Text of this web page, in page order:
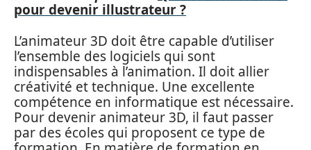
pour devenir illustrateur ?
L’animateur 3D doit être capable d’utiliser
l’ensemble des logiciels qui sont
indispensables à l’animation. Il doit allier
créativité et technique. Une excellente
compétence en informatique est nécessaire.
Pour devenir animateur 3D, il faut passer
par des écoles qui proposent ce type de